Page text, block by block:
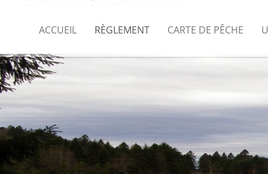
ACCUEIL RÈGLEMENT CARTE DE PÊCHE